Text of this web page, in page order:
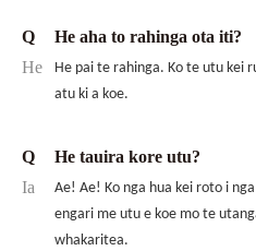
Q
He aha to rahinga ota iti?
He
He pai te rahinga. Ko te utu kei
atu ki a koe.
Q
He tauira kore utu?
Ia
Ae! Ae! Ko nga hua kei roto i
engari me utu e koe mo te
whakaritea.